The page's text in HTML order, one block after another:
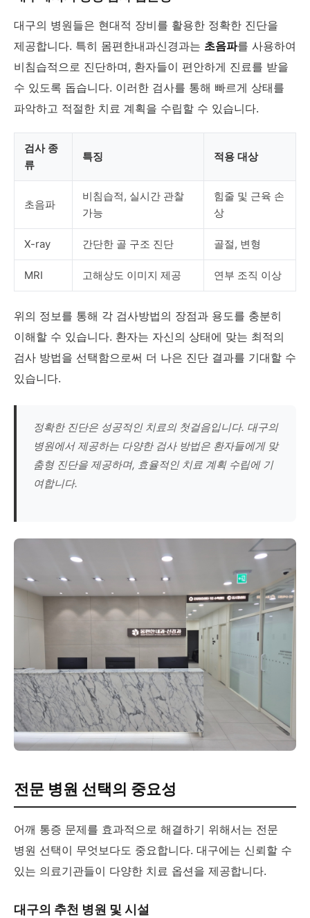
대구의 병원들은 현대적 장비를 활용한 정확한 진단을
제공합니다. 특히 몸편한내과신경과는 초음파를 사용하여
비침습적으로 진단하며, 환자들이 편안하게 진료를 받을
수 있도록 돕습니다. 이러한 검사를 통해 빠르게 상태를
파악하고 적절한 치료 계획을 수립할 수 있습니다.
검사 종
류
특징 적용 대상
초음파
비침습적, 실시간 관찰
가능
힘줄 및 근육 손
상
X-ray 간단한 골 구조 진단 골절, 변형
MRI 고해상도 이미지 제공 연부 조직 이상
위의 정보를 통해 각 검사방법의 장점과 용도를 충분히
이해할 수 있습니다. 환자는 자신의 상태에 맞는 최적의
검사 방법을 선택함으로써 더 나은 진단 결과를 기대할 수
있습니다.
정확한 진단은 성공적인 치료의 첫걸음입니다. 대구의
병원에서 제공하는 다양한 검사 방법은 환자들에게 맞
춤형 진단을 제공하며, 효율적인 치료 계획 수립에 기
여합니다.
전문 병원 선택의 중요성
어깨 통증 문제를 효과적으로 해결하기 위해서는 전문
병원 선택이 무엇보다도 중요합니다. 대구에는 신뢰할 수
있는 의료기관들이 다양한 치료 옵션을 제공합니다.
대구의 추천 병원 및 시설